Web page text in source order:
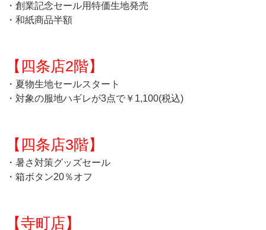
・創業記念セール用特価生地発売
・和紙商品半額
【四条店2階】
・夏物生地セールスタート
・対象の服地ハギレが3点で￥1,100(税込)
【四条店3階】
・暑さ対策グッズセール
・箱ボタン20％オフ
【寺町店】